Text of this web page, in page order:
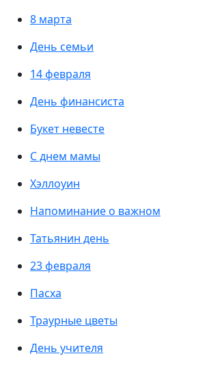
8 марта
День семьи
14 февраля
День финансиста
Букет невесте
С днем мамы
Хэллоуин
Напоминание о важном
Татьянин день
23 февраля
Пасха
Траурные цветы
День учителя